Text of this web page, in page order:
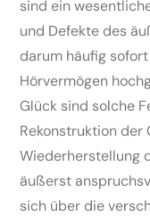
sind ein
und Defekte des
darum häufig
Hörvermögen
Glück sind solche
Rekonstruktion der
Wiederherstellung
äußerst
sich über die